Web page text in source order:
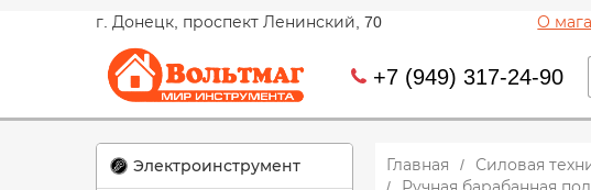
г. Донецк, проспект Ленинский, 70 О
+7 (949) 317-24-90
Электроинструмент Главная Силовая